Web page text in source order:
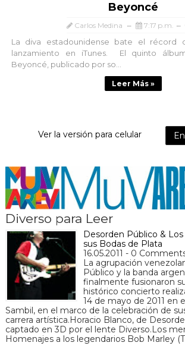
Beyoncé
Carlos Medina 7:17 p.m.
La diva estadounidense bate el récord
lanzamiento en iTunes. El quinto
Beyoncé, publicado por so...
Leer Más »
Ver la versión para celular
Diverso para Leer
Desorden Público &
sus Bodas de Plata
16.05.2011 - 0
La agrupación
Público y la banda
finalmente fusionaron
histórico concierto
14 de mayo de 2011 en
Sambil, en el marco de la celebración de
carrera artística.Horacio Blanco, de
captado en 3D por el lente Diverso.Los
Homenajes a los legendarios Bob Marley